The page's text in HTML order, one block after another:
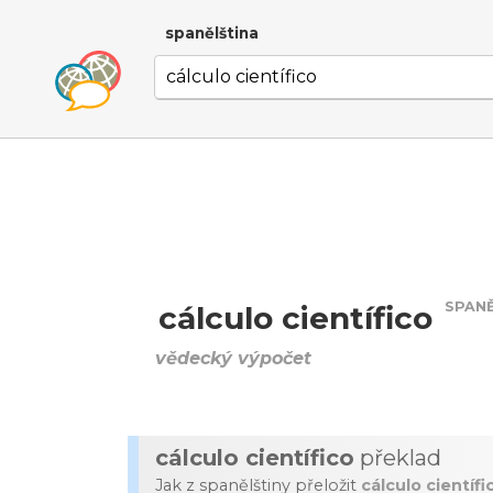
spanělština
cálculo científico
vědecký výpočet
cálculo científico překlad
Jak z spanělštiny přeložit cálculo